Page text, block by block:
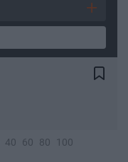
40 60 80 100